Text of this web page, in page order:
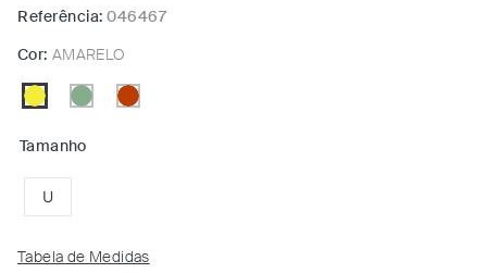
Referência: 046467
Cor: AMARELO
Tamanho
U
Tabela de Medidas